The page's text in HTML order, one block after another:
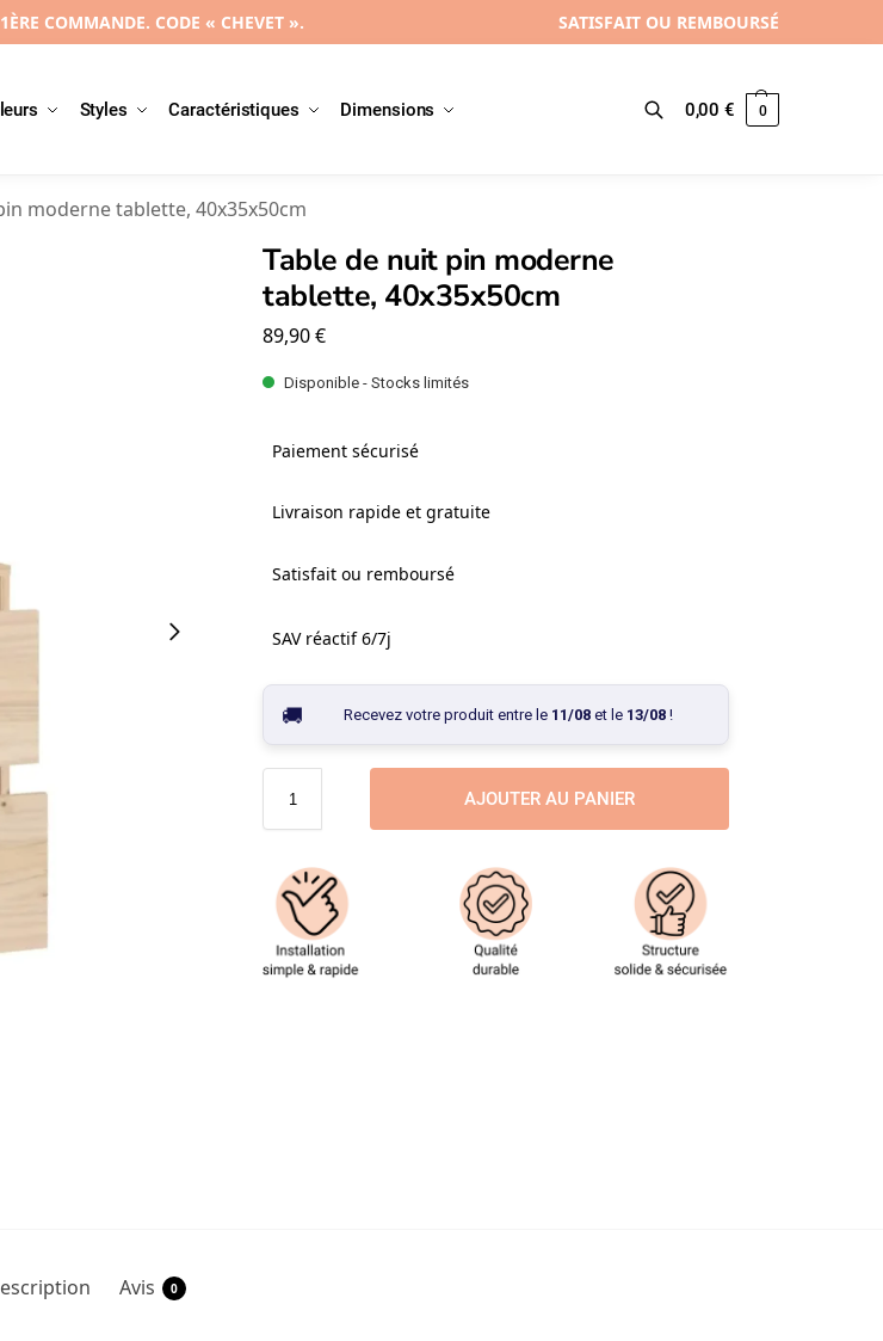
COMMANDE. CODE « CHEVET ». SATISFAIT OU REMBOURSÉ
Styles Caractéristiques Dimensions
Recherche 0,00€ 0
moderne tablette, 40x35x50cm
Table de nuit pin moderne
tablette, 40x35x50cm
89,90€
Disponible - Stocks limités
Paiement sécurisé
Livraison rapide et gratuite
Satisfait ou remboursé
SAV réactif 6/7j
Recevez votre produit entre le 11/08et le 13/08!
AJOUTER AU PANIER
Avis 0